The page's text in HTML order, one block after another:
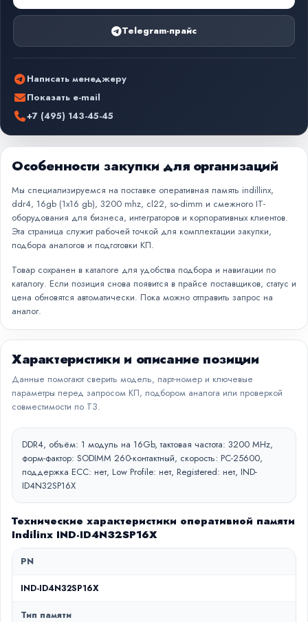
Telegram-прайс
Написать менеджеру
Показать e-mail
+7 (495) 143-45-45
Особенности закупки для организаций
Мы специализируемся на поставке оперативная память indillinx,
ddr4, 16gb (1x16 gb), 3200 mhz, cl22, so-dimm и смежного IT-
оборудования для бизнеса, интеграторов и корпоративных клиентов.
Эта страница служит рабочей точкой для комплектации закупки,
подбора аналогов и подготовки КП.
Товар сохранен в каталоге для удобства подбора и навигации по
каталогу. Если позиция снова появится в прайсе поставщиков, статус и
цена обновятся автоматически. Пока можно отправить запрос на
аналог.
Характеристики и описание позиции
Данные помогают сверить модель, парт-номер и ключевые
параметры перед запросом КП, подбором аналога или проверкой
совместимости по ТЗ.
DDR4, объём: 1 модуль на 16Gb, тактовая частота: 3200 MHz,
форм-фактор: SODIMM 260-контактный, скорость: PC-25600,
поддержка ECC: нет, Low Profile: нет, Registered: нет, IND-
ID4N32SP16X
Технические характеристики оперативной памяти
Indilinx IND-ID4N32SP16X
PN
IND-ID4N32SP16X
Тип памяти